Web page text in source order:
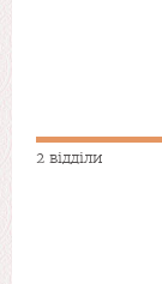
2 відділи